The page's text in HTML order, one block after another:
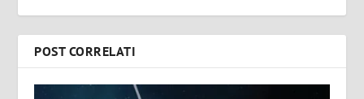
POST CORRELATI